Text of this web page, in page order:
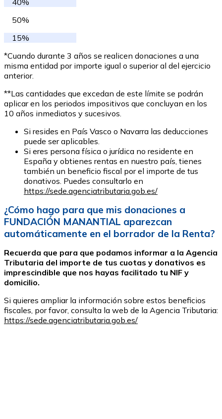
40%
50%
15%
*Cuando durante 3 años se realicen donaciones a una
misma entidad por importe igual o superior al del ejercicio
anterior.
**Las cantidades que excedan de este límite se podrán
aplicar en los periodos impositivos que concluyan en los
10 años inmediatos y sucesivos.
Si resides en País Vasco o Navarra las deducciones
puede ser aplicables.
Si eres persona física o jurídica no residente en
España y obtienes rentas en nuestro país, tienes
también un beneficio fiscal por el importe de tus
donativos. Puedes consultarlo en
https://sede.agenciatributaria.gob.es/
¿Cómo hago para que mis donaciones a
FUNDACIÓN MANANTIAL aparezcan
automáticamente en el borrador de la Renta?
Recuerda que para que podamos informar a la Agencia
Tributaria del importe de tus cuotas y donativos es
imprescindible que nos hayas facilitado tu NIF y
domicilio.
Si quieres ampliar la información sobre estos beneficios
fiscales, por favor, consulta la web de la Agencia Tributaria:
https://sede.agenciatributaria.gob.es/